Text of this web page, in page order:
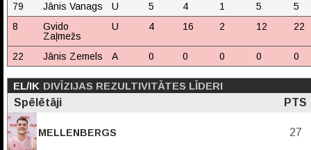
79
Jānis Vanags U 5 4 1 5
5
8
Gvido
Zaļmežs
U 4 16 2 12 22
22 Jānis Zemels A 0 0 0 0 0
EL/IK DIVĪZIJAS REZULTIVITĀTES LĪDERI
Spēlētāji
PTS
MELLENBERGS 27